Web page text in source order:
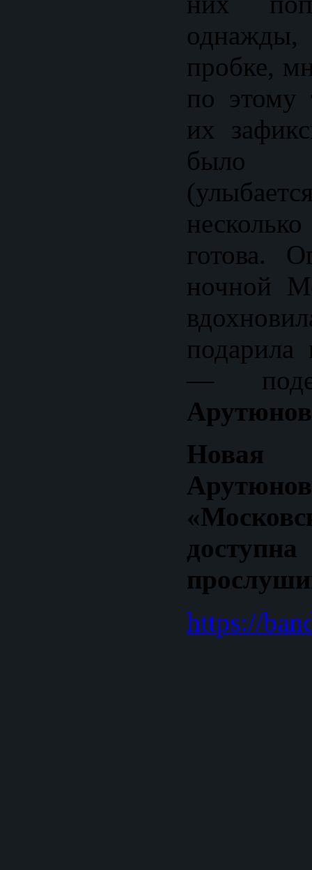
пробке,
по этому
их
было
готова.
ночной
—
Арутюнов
Новая
https://